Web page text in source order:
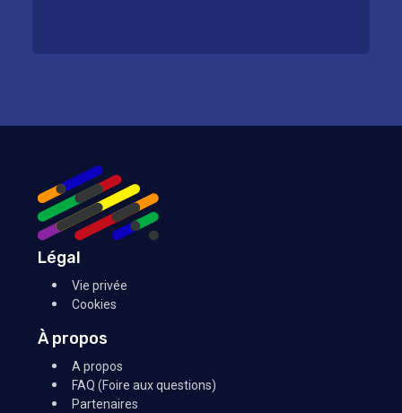
Légal
Vie privée
Cookies
À propos
A propos
FAQ (Foire aux questions)
Partenaires